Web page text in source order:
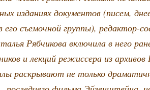
изда­ни­ях доку­мен­тов (писем,
его съе­моч­ной груп­пы), редак­тор-
Ряб­чи­ко­ва вклю­чи­ла в него
и лек­ций режис­се­ра из
рас­кры­ва­ют не толь­ко